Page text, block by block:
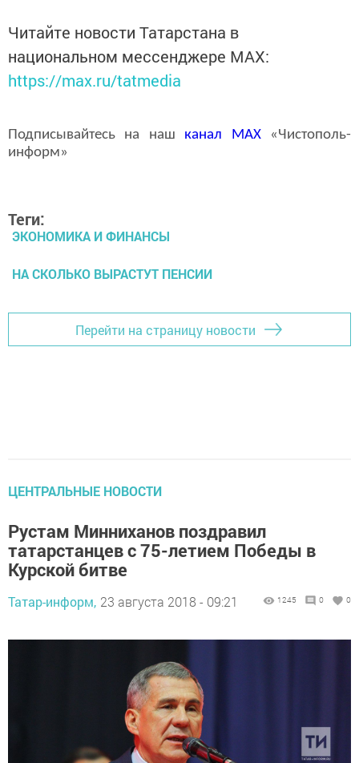
Читайте новости Татарстана в
национальном мессенджере MАХ:
https://max.ru/tatmedia
Подписывайтесь на наш канал MAX«Чистополь-
информ»
Теги:
ЭКОНОМИКА И ФИНАНСЫ
НА СКОЛЬКО ВЫРАСТУТ ПЕНСИИ
Перейти на страницу новости
ЦЕНТРАЛЬНЫЕ НОВОСТИ
Рустам Минниханов поздравил
татарстанцев с 75-летием Победы в
Курской битве
Татар-информ, 23 августа 2018 - 09:21 1245 0 0